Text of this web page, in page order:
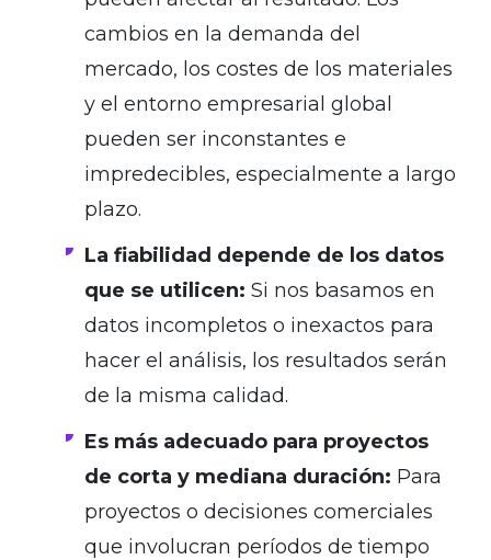
cambios en la demanda del
mercado, los costes de los materiales
y el entorno empresarial global
pueden ser inconstantes e
impredecibles, especialmente a largo
plazo.
La fiabilidad depende de los datos
que se utilicen: Si nos basamos en
datos incompletos o inexactos para
hacer el análisis, los resultados serán
de la misma calidad.
Es más adecuado para proyectos
de corta y mediana duración: Para
proyectos o decisiones comerciales
que involucran períodos de tiempo